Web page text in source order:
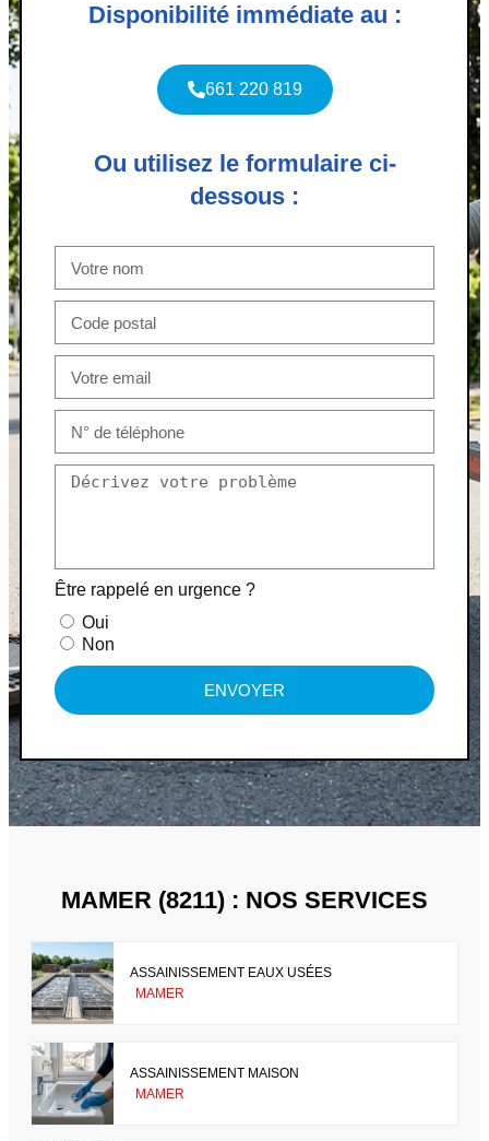
Disponibilité immédiate au :
661 220 819
Ou utilisez le formulaire ci-
dessous :
Être rappelé en urgence ?
Oui
Non
ENVOYER
MAMER (8211) : NOS SERVICES
ASSAINISSEMENT EAUX USÉES
MAMER
ASSAINISSEMENT MAISON
MAMER